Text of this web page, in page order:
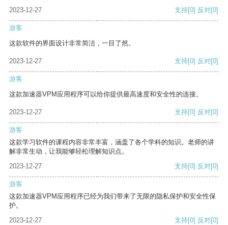
2023-12-27
支持[0] 反对[0]
游客
这款软件的界面设计非常简洁，一目了然。
2023-12-27 支持[0] 反对[0]
游客
这款加速器VPM应用程序可以给你提供最高速度和安全性的连接。
2023-12-27 支持[0] 反对[0]
游客
这款学习软件的课程内容非常丰富，涵盖了各个学科的知识。老师的讲
解非常生动，让我能够轻松理解知识点。
2023-12-27
支持[0] 反对[0]
游客
这款加速器VPM应用程序已经为我们带来了无限的隐私保护和安全性保
护。
2023-12-27
支持[0] 反对[0]